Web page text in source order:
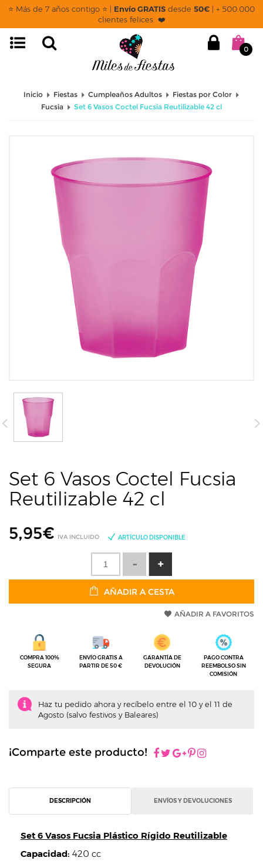
⭐ Más de 7 años contigo ⭐ | Envío GRATIS desde 50€ | + 500.000
clientes felices ❤️
0
Inicio Fiestas Cumpleaños Adultos
Fiestas por Color
Fucsia
Set 6 Vasos Coctel Fucsia Reutilizable 42 cl
Set 6 Vasos Coctel Fucsia
Reutilizable 42 cl
5,95€ IVA INCLUIDO ARTÍCULO DISPONIBLE
AÑADIR A CESTA
AÑADIR A FAVORITOS
COMPRA 100%
SEGURA
ENVÍO GRATIS A
PARTIR DE 50 €
GARANTÍA DE
DEVOLUCIÓN
PAGO CONTRA
REEMBOLSO SIN
COMISIÓN
Haz tu pedido ahora y recíbelo entre el 10 y el 11 de
Agosto (salvo festivos y Baleares)
¡Comparte este producto!
DESCRIPCIÓN ENVÍOS Y DEVOLUCIONES
Set 6 Vasos Fucsia Plástico Rígido Reutilizable
Capacidad: 420 cc